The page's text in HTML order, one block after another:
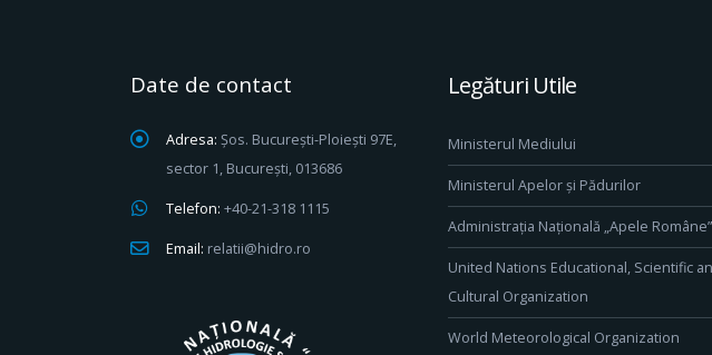
Date de contact
Adresa: Șos. București-Ploiești 97E,
sector 1, București, 013686
Telefon: +40-21-318 1115
Email: relatii@hidro.ro
Legături Utile
Ministerul Mediului
Ministerul Apelor și Pădurilor
Administrația Națională „Apele Române”
United Nations Educational, Scientific
Cultural Organization
World Meteorological Organization